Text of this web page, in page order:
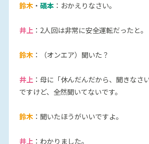
鈴木・ 礒本：おかえりなさい。
井上：2人回は非常に安全運転だったと。
鈴木：（オンエア）聞いた？
井上：母に「休んだんだから、聞きなさ
ですけど、全然聞いてないです。
鈴木：聞いたほうがいいですよ。
井上：わかりました。